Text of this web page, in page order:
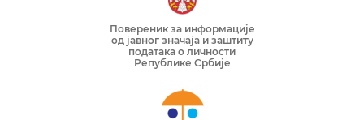
Повереник за информације
од јавног значаја и заштиту
података о личности
Републике Србије